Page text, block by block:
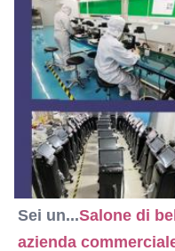
Software:
può aggiungere il logo
Training:
Manuale
Sei un...Salone di
azienda